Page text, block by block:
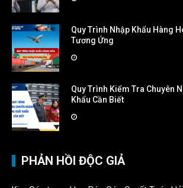
Quy Trình Nhập Khẩu Hàng
Tương Ứng
Quy Trình Kiểm Tra Chuyên
Khẩu Cần Biết
PHẢN HỒI ĐỘC GIẢ